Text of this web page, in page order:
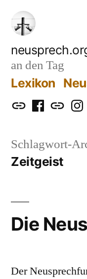
Zum
Inhalt
springen
an den Tag
Lexikon
MastodonFacebook
Bluesky
Schlagwort-
Zeitgeist
Die
Der